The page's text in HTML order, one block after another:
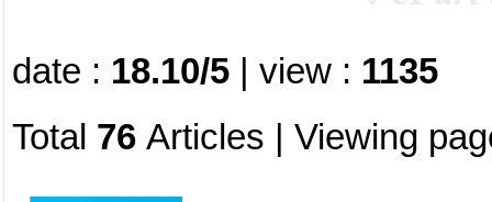
date : 18.10/5 | view : 1135
Total 76 Articles | Viewing